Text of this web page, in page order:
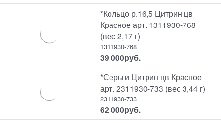
*Кольцо р.16,5 Цитрин цв
Красное арт. 1311930-768
(вес 2,17 г)
1311930-768
39 000руб.
*Серьги Цитрин цв Красное
арт. 2311930-733 (вес 3,44 г)
2311930-733
62 000руб.